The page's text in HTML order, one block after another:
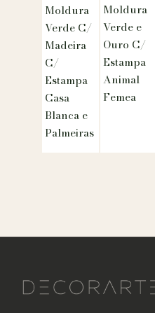
Moldura
Verde C/
Madeira
C/
Estampa
Casa
Blanca e
Palmeiras
Moldura
Verde e
Ouro C/
Estampa
Animal
Femea